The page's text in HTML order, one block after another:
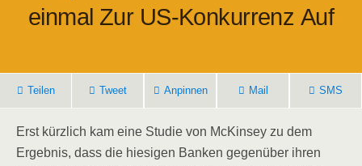
Ein­mal Zur US-Kon­kur­renz Auf
Tei­len Tweet Anpin­nen Mail SMS
Erst kürz­lich kam eine Stu­die von McK­in­sey zu dem
Ergeb­nis, dass die hie­si­gen Ban­ken gegen­über ihren